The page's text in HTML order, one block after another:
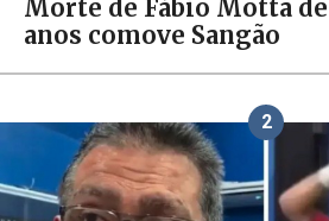
Morte de Fábio Motta
anos comove Sangão
2